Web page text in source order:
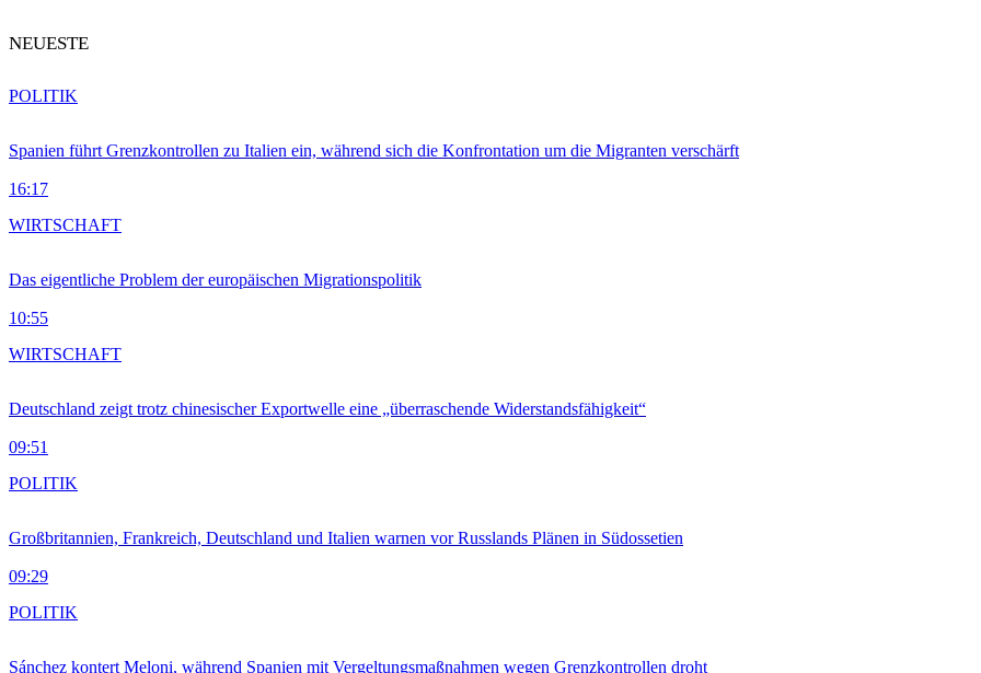
NEUESTE
Spanien führt Grenzkontrollen zu Italien ein, während sich die Konfrontation um die Migranten verschärft
16:17
POLITIK
Das eigentliche Problem der europäischen Migrationspolitik
10:55
WIRTSCHAFT
Deutschland zeigt trotz chinesischer Exportwelle eine „überraschende Widerstandsfähigkeit“
09:51
WIRTSCHAFT
Großbritannien, Frankreich, Deutschland und Italien warnen vor Russlands Plänen in Südossetien
09:29
POLITIK
Sánchez kontert Meloni, während Spanien mit Vergeltungsmaßnahmen wegen Grenzkontrollen droht
POLITIK